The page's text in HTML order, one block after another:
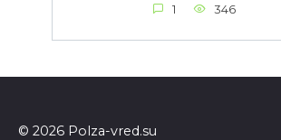
1 346
© 2026 Polza-vred.su